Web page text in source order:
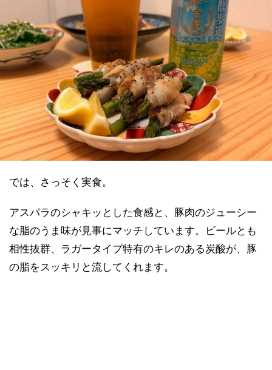
では、さっそく実食。
アスパラのシャキッとした食感と、豚肉のジューシー
な脂のうま味が見事にマッチしています。ビールとも
相性抜群、ラガータイプ特有のキレのある炭酸が、豚
の脂をスッキリと流してくれます。